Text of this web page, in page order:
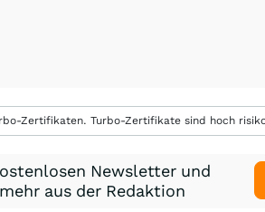
Zertifikaten. Turbo-Zertifikate sind hoch
Newsletter und
aus der Redaktion